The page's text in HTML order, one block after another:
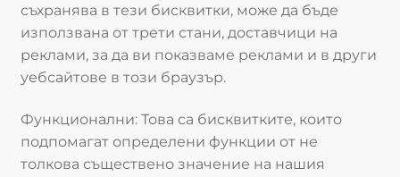
съхранява в тези бисквитки, може да бъде
използвана от трети стани, доставчици на
реклами, за да ви показваме реклами и в други
уебсайтове в този браузър.
Функционални: Това са бисквитките, които
подпомагат определени функции от не
толкова съществено значение на нашия